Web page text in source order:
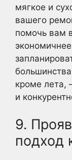
мягкое и
вашего
помочь вам
кроме лета,
и
9.
подход